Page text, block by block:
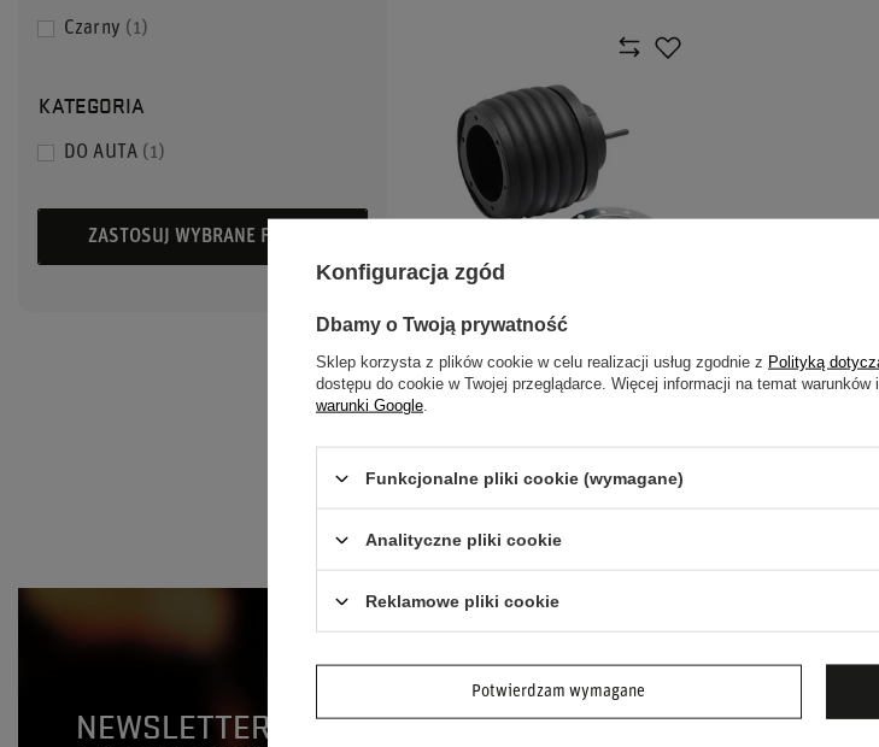
Czarny 1
KATEGORIA
DO AUTA 1
ZASTOSUJ WYBRANE FILTRY
NABA SPARCO DLA AUDI /
PORSCHE / SEAT / SKODA /
NEWSLETTER
Konfiguracja zgód
Dbamy o Twoją prywatność
Sklep korzysta z plików cookie w celu realizacji usług zgodnie z Polityką
dostępu do cookie w Twojej przeglądarce. Więcej informacji na temat
warunki Google
Funkcjonalne pliki cookie (wymagane)
Analityczne pliki cookie
Reklamowe pliki cookie
Potwierdzam wymagane